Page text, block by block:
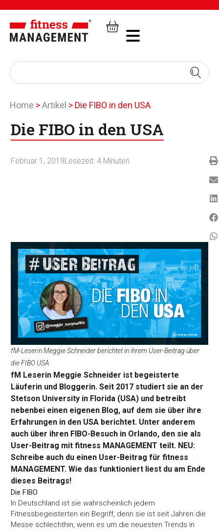
Home >Artikel > Die FIBO in den USA
Die FIBO in den USA
Februar 1, 2019Lesezeit: 4 Minuten
fM-Leserin Meggie Schneider berichtet in ihrem User-Beitrag über
die FIBO USA
fM Leserin Meggie Schneider ist begeisterte
Läuferin und Bloggerin. Seit 2017 studiert sie an der
Stetson University in Florida (USA) und betreibt
nebenbei einen eigenen Blog, auf dem sie über ihre
Erfahrungen in den USA berichtet. Unter anderem
auch über ihren FIBO-Besuch in Orlando, den sie als
User-Beitrag mit fitness MANAGEMENT teilt. NEU:
Schreibe auch du einen User-Beitrag für fitness
MANAGEMENT. Wie das funktioniert liest du am Ende
dieses Beitrags!
Die FIBO
In Deutschland ist sie wahrscheinlich jedem
Fitnessbegeisterten ein Begriff, denn sie ist seit Jahren die
Messe schlechthin, wenn es um die neuesten Trends in